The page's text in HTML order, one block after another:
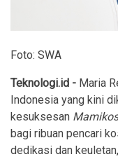
Foto: SWA
Teknologi.id - Maria
Indonesia yang kini
kesuksesan Mamikos
bagi ribuan pencari
dedikasi dan